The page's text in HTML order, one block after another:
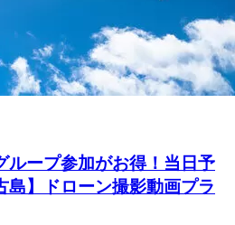
ループ参加がお得！当日予
島】ドローン撮影動画プラ